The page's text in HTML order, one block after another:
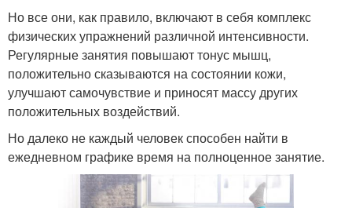
Но все они, как правило, включают в себя комплекс
физических упражнений различной интенсивности.
Регулярные занятия повышают тонус мышц,
положительно сказываются на состоянии кожи,
улучшают самочувствие и приносят массу других
положительных воздействий.
Но далеко не каждый человек способен найти в
ежедневном графике время на полноценное занятие.